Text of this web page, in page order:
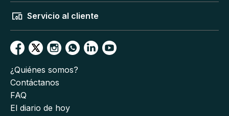
Servicio al cliente
¿Quiénes somos?
Contáctanos
FAQ
El diario de hoy